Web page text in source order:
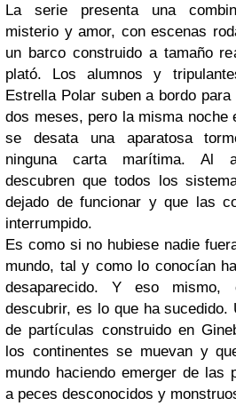
La serie presenta una
misterio y amor, con escenas
un barco construido a tamaño
plató. Los alumnos y
Estrella Polar suben a bordo
dos meses, pero la misma noche
se desata una aparatosa
ninguna carta marítima. Al
descubren que todos los
dejado de funcionar y que las
interrumpido.
Es como si no hubiese nadie
mundo, tal y como lo conocían
desaparecido. Y eso
descubrir, es lo que ha sucedido.
de partículas construido en
los continentes se muevan y
mundo haciendo emerger de las
a peces desconocidos y